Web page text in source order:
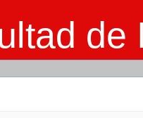
de